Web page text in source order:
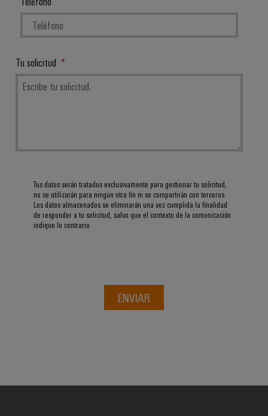
Tu solicitud
Tus datos serán tratados exclusivamente para gestionar tu solicitud,
no se utilizarán para ningún otro fin ni se compartirán con terceros.
Los datos almacenados se eliminarán una vez cumplida la finalidad
de responder a tu solicitud, salvo que el contexto de la comunicación
indique lo contrario.
ENVIAR